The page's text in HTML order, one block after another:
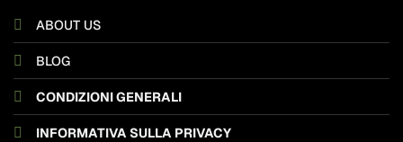
ABOUT US
BLOG
CONDIZIONI GENERALI
INFORMATIVA SULLA PRIVACY